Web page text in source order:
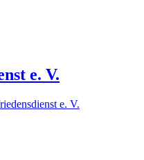
e. V.
e. V.